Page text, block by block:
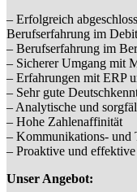
– Erfolgreich
Berufserfahrung im
– Berufserfahrung im
– Sicherer Umgang mit
– Erfahrungen mit ERP
– Sehr gute
– Analytische und
– Hohe Zahlenaffinität
– Kommunikations- und
– Proaktive und
Unser Angebot: